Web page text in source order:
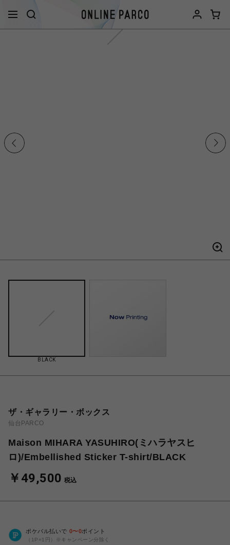
BLACK
ザ・ギャラリー・ボックス
仙台PARCO
Maison MIHARA YASUHIRO(ミハラヤスヒ
ロ)/Embellished Sticker T-shirt/BLACK
￥49,500 税込
ポケパル払いで 0〜0ポイント
（1P=1円）※キャンペーン分除く